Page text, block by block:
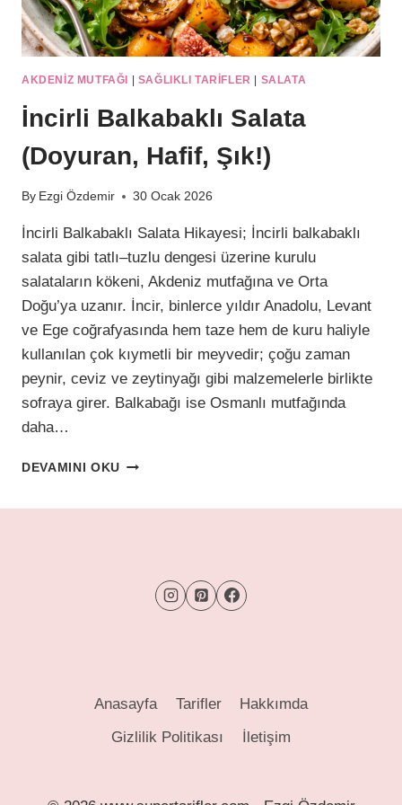
AKDENIZ MUTFAĞI | SAĞLIKLI TARIFLER | SALATA
İncirli Balkabaklı Salata
(Doyuran, Hafif, Şık!)
By Ezgi Özdemir 30 Ocak 2026
İncirli Balkabaklı Salata Hikayesi; İncirli balkabaklı
salata gibi tatlı–tuzlu dengesi üzerine kurulu
salataların kökeni, Akdeniz mutfağına ve Orta
Doğu’ya uzanır. İncir, binlerce yıldır Anadolu, Levant
ve Ege coğrafyasında hem taze hem de kuru haliyle
kullanılan çok kıymetli bir meyvedir; çoğu zaman
peynir, ceviz ve zeytinyağı gibi malzemelerle birlikte
sofraya girer. Balkabağı ise Osmanlı mutfağında
daha…
DEVAMINI OKU İNCIRLI
Anasayfa Tarifler
Hakkımda
Gizlilik Politikası
İletişim